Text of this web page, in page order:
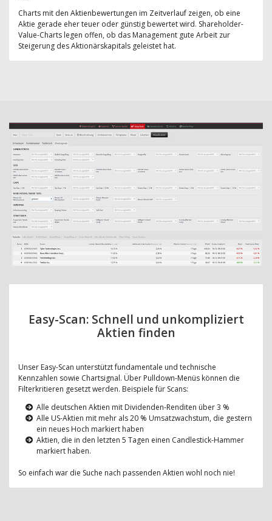
Charts mit den Aktienbewertungen im Zeitverlauf zeigen, ob eine
Aktie gerade eher teuer oder günstig bewertet wird. Shareholder-
Value-Charts legen offen, ob das Management gute Arbeit zur
Steigerung des Aktionärskapitals geleistet hat.
Easy-Scan: Schnell und unkompliziert
Aktien finden
Unser Easy-Scan unterstützt fundamentale und technische
Kennzahlen sowie Chartsignal. Über Pulldown-Menüs können die
Filterkritieren gesetzt werden. Beispiele für Scans:
Alle deutschen Aktien mit Dividenden-Renditen über 3 %
Alle US-Aktien mit mehr als 20 % Umsatzwachstum, die gestern
ein neues Hoch markiert haben
Aktien, die in den letzten 5 Tagen einen Candlestick-Hammer
markiert haben.
So einfach war die Suche nach passenden Aktien wohl noch nie!